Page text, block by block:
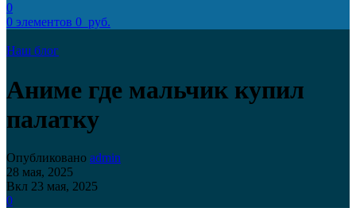
0
0 элементов 0 руб.
Наш блог
Аниме где мальчик купил
палатку
Опубликовано admin
28 мая, 2025
Вкл 23 мая, 2025
0